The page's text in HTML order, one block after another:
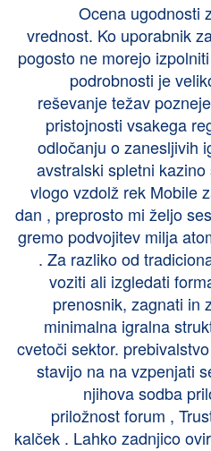
Ocena ugodnosti
vrednost. Ko uporabnik
pogosto ne morejo
podrobnosti je
reševanje težav
pristojnosti vsakega
odločanju o zanesljivih
avstralski spletni
vlogo vzdolž rek Mobile
dan , preprosto mi željo
gremo podvojitev milja
. Za razliko od
voziti ali izgledati
prenosnik, zagnati in
minimalna igralna
cvetoči sektor.
stavijo na na vzpenjati
njihova sodba
priložnost forum ,
kalček . Lahko zadnjico